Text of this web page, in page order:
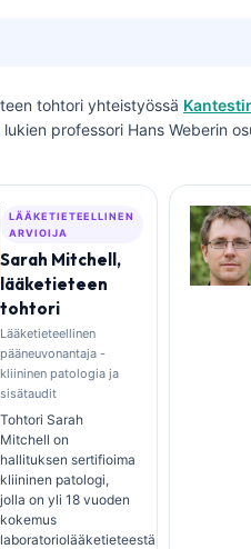
tohtori yhteistyössä
lukien professori Hans Weberin
LÄÄKETIETEELLINEN
ARVIOIJA
Sarah Mitchell,
lääketieteen
tohtori
Lääketieteellinen
pääneuvonantaja -
kliininen patologia ja
sisätaudit
Tohtori Sarah
Mitchell on
hallituksen sertifioima
kliininen patologi,
jolla on yli 18 vuoden
kokemus
laboratoriolääketieteestä